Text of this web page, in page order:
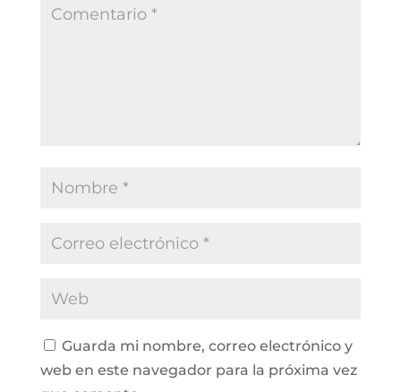
Guarda mi nombre, correo electrónico y
web en este navegador para la próxima vez